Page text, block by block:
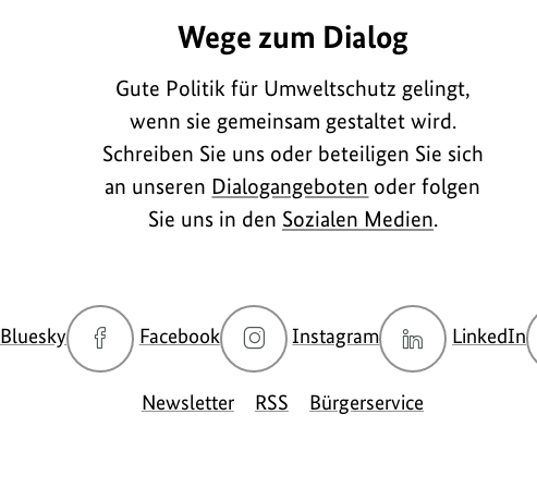
Wege zum Dialog
Gute Politik für Umweltschutz gelingt,
wenn sie gemeinsam gestaltet wird.
Schreiben Sie uns oder beteiligen Sie sich
an unseren Dialogangeboten oder folgen
Sie uns in den Sozialen Medien.
Bluesky
zur
Bluesky-
Seite
Facebook
zur
Facebook-
Seite
des
Instagram
zur
Instagram-
Seite
des
LinkedIn
Newsletter RSS Bürgerservice